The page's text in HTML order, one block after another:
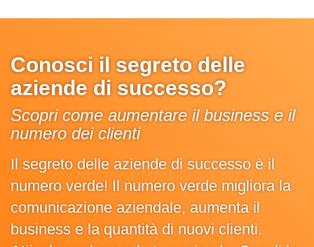
Conosci il segreto delle
aziende di successo?
Scopri come aumentare il business e il
numero dei clienti
Il segreto delle aziende di successo è il
numero verde! Il numero verde migliora la
comunicazione aziendale, aumenta il
business e la quantità di nuovi clienti.